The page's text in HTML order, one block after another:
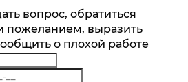
л
обновления
и специальных
вопрос, обратиться
пожеланием, выразить
о плохой работе